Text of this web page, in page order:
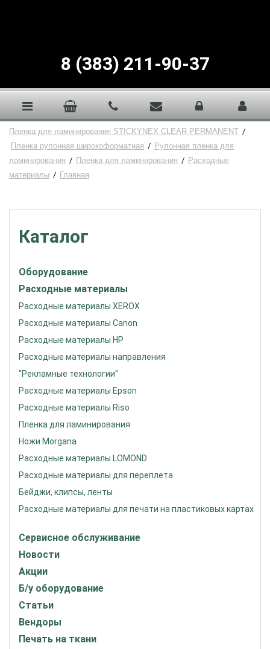
8 (383) 211-90-37
Пленка для ламинирования STICKYNEX CLEAR PERMANENT /
Пленка рулонная широкоформатная / Рулонная пленка для
ламинирования / Пленка для ламинирования / Расходные
материалы / Главная
Каталог
Оборудование
Расходные материалы
Расходные материалы XEROX
Расходные материалы Canon
Расходные материалы HP
Расходные материалы направления
"Рекламные технологии"
Расходные материалы Epson
Расходные материалы Riso
Пленка для ламинирования
Ножи Morgana
Расходные материалы LOMOND
Расходные материалы для переплета
Бейджи, клипсы, ленты
Расходные материалы для печати на пластиковых картах
Сервисное обслуживание
Новости
Акции
Б/у оборудование
Статьи
Вендоры
Печать на ткани